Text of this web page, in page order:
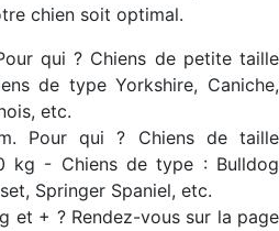
chien soit optimal.
qui ? Chiens de petite taille
de type Yorkshire, Caniche,
etc.
Pour qui ? Chiens de taille
kg - Chiens de type : Bulldog
Springer Spaniel, etc.
et + ? Rendez-vous sur la page